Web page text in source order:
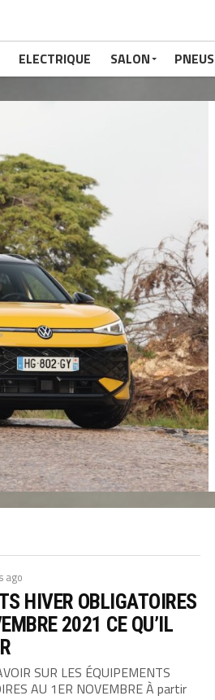
ELECTRIQUE SALON PNEUS
ago
HIVER OBLIGATOIRES
2021 CE QU’IL
SUR LES ÉQUIPEMENTS
AU 1ER NOVEMBRE À partir